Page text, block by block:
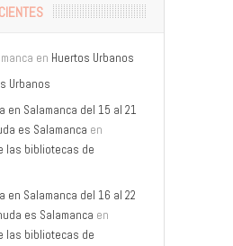
en Huertos Urbanos
Urbanos
en Salamanca del 15 al 21
es Salamanca en
las bibliotecas de
en Salamanca del 16 al 22
es Salamanca en
las bibliotecas de